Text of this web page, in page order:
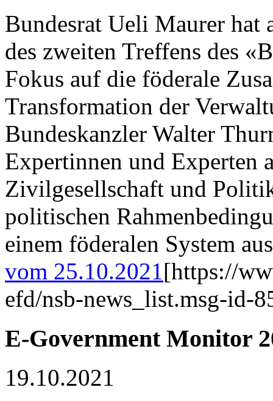
Bundesrat Ueli Maurer hat
des zweiten Treffens des
Fokus auf die föderale
Transformation der
Bundeskanzler Walter
Expertinnen und Experten
Zivilgesellschaft und
politischen
einem föderalen System
vom 25.10.2021[https://
efd/nsb-news_list.msg-id-
E-Government Monitor
19.10.2021